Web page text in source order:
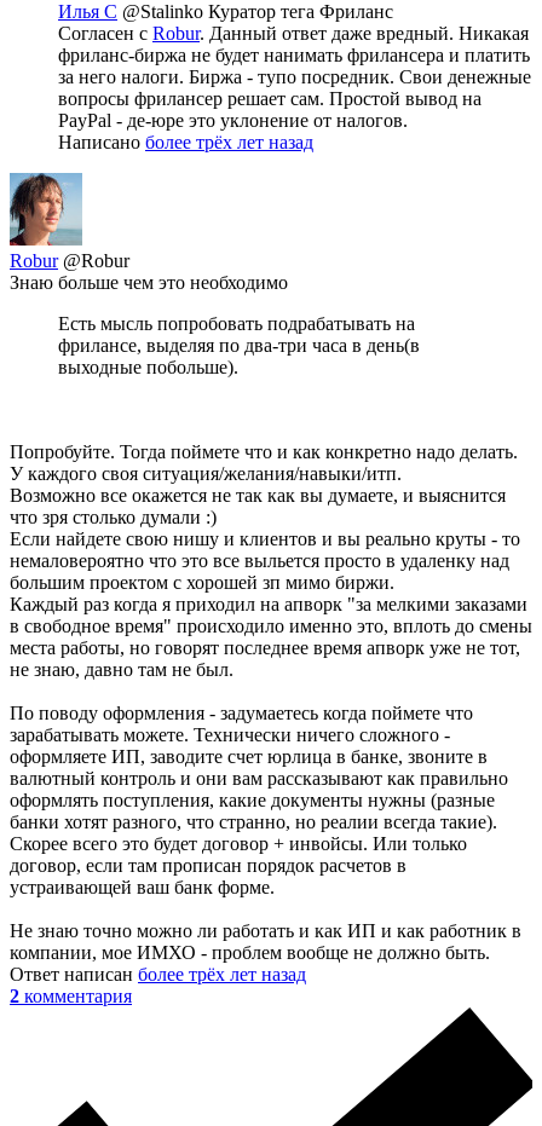
Илья С @Stalinko Куратор тега Фриланс
Согласен с Robur. Данный ответ даже вредный. Никакая
фриланс-биржа не будет нанимать фрилансера и платить
за него налоги. Биржа - тупо посредник. Свои денежные
вопросы фрилансер решает сам. Простой вывод на
PayPal - де-юре это уклонение от налогов.
Написано более трёх лет назад
Robur @Robur
Знаю больше чем это необходимо
Есть мысль попробовать подрабатывать на
фрилансе, выделяя по два-три часа в день(в
выходные побольше).
Попробуйте. Тогда поймете что и как конкретно надо делать.
У каждого своя ситуация/желания/навыки/итп.
Возможно все окажется не так как вы думаете, и выяснится
что зря столько думали :)
Если найдете свою нишу и клиентов и вы реально круты - то
немаловероятно что это все выльется просто в удаленку над
большим проектом с хорошей зп мимо биржи.
Каждый раз когда я приходил на апворк "за мелкими заказами
в свободное время" происходило именно это, вплоть до смены
места работы, но говорят последнее время апворк уже не тот,
не знаю, давно там не был.
По поводу оформления - задумаетесь когда поймете что
зарабатывать можете. Технически ничего сложного -
оформляете ИП, заводите счет юрлица в банке, звоните в
валютный контроль и они вам рассказывают как правильно
оформлять поступления, какие документы нужны (разные
банки хотят разного, что странно, но реалии всегда такие).
Скорее всего это будет договор + инвойсы. Или только
договор, если там прописан порядок расчетов в
устраивающей ваш банк форме.
Не знаю точно можно ли работать и как ИП и как работник в
компании, мое ИМХО - проблем вообще не должно быть.
Ответ написан более трёх лет назад
2 комментария